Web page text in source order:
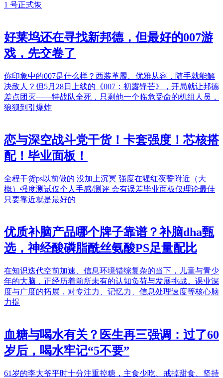
1 号正式恢
好莱坞还在寻找新邦德，但最好的007游
戏，先交卷了
你印象中的007是什么样？西装革履、优雅从容，随手就能解
决敌人？但5月28日上线的《007：初露锋芒》，开局就让邦德
差点团灭——特战队全死，只剩他一个临危受命的机组人员，
狼狈到引爆炸
恋与深空战斗党干货！卡套强度！芯核搭
配！毕业面板！
全程干货​​​​​​​​​​ps以前做的 没加上沉冥​ 强度在猩红夜誓附近（大
概）强度测试​仅个人手感/测评 会有误差毕业面板仅理论最佳
只要靠近就是最好的​​
优质补脑产品哪个牌子靠谱？补脑dha甄
选，神经酸磷脂酰丝氨酸PS足量配比
在知识迭代空前加速、信息环境错综复杂的当下，儿童与青少
年的大脑，正经历着前所未有的认知负荷与发展挑战。课业深
度与广度的拓展，对专注力、记忆力、信息处理速度等核心脑
力提
血糖与喝水有关？医生再三强调：过了60
岁后，喝水牢记“5不要”
61岁的李大爷平时十分注重控糖，主食少吃、戒掉甜食、坚持